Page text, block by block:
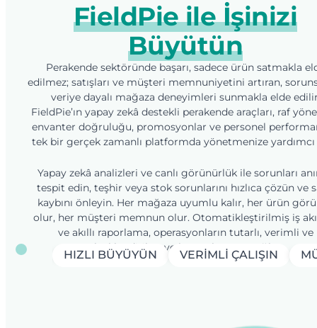
FieldPie ile İşinizi
Büyütün
Perakende sektöründe başarı, sadece ürün satmakla
edilmez; satışları ve müşteri memnuniyetini artıran,
veriye dayalı mağaza deneyimleri sunmakla elde
FieldPie’ın yapay zekâ destekli perakende araçları, raf
envanter doğruluğu, promosyonlar ve personel
tek bir gerçek zamanlı platformda yönetmenize
Yapay zekâ analizleri ve canlı görünürlük ile sorunları
tespit edin, teşhir veya stok sorunlarını hızlıca çözün ve
kaybını önleyin. Her mağaza uyumlu kalır, her ürün
olur, her müşteri memnun olur. Otomatikleştirilmiş iş
ve akıllı raporlama, operasyonların tutarlı, verimli ve
ölçeklendirilmeye hazır olmasını sağlar.
HIZLI BÜYÜYÜN VERIMLI ÇALIŞIN